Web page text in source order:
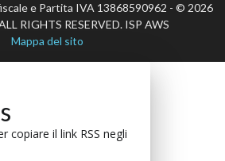
e Partita IVA 13868590962 - © 2026
RIGHTS RESERVED. ISP AWS
Mappa del sito
copiare il link RSS negli